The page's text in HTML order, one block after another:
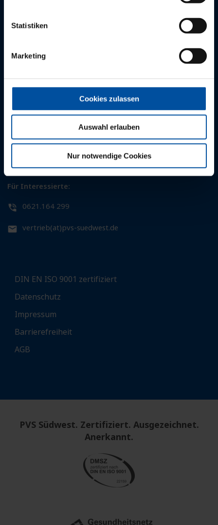
Statistiken
Marketing
Cookies zulassen
Auswahl erlauben
Nur notwendige Cookies
0621.164 200
kunden(at)pvs-suedwest.de
Für Patientinnen und Patienten:
rechnung(at)pvs-suedwest.de
Für Interessierte:
0621.164 299
vertrieb(at)pvs-suedwest.de
DIN EN ISO 9001 zertifiziert
Datenschutz
Impressum
Barrierefreiheit
AGB
PVS Südwest. Zertifiziert. Ausgezeichnet.
Anerkannt.